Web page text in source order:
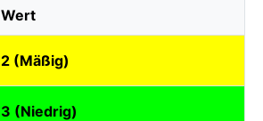
Wert
2 (Mäßig)
3 (Niedrig)